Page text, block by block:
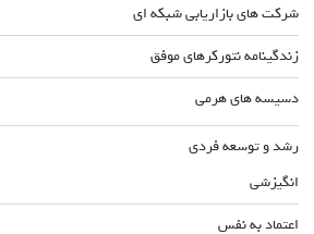
شرکت های بازاریابی شبکه ای
زندگینامه نتورکرهای موفق
دسیسه های هرمی
رشد و توسعه فردی
انگیزشی
اعتماد به نفس